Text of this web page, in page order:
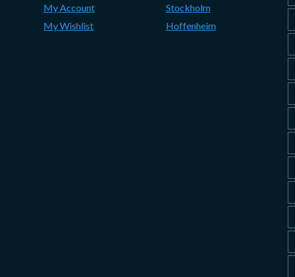
My Account
My Wishlist
Stockholm
Hoffenheim